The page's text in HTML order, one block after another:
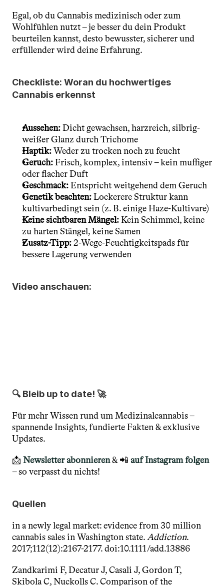
Egal, ob du Cannabis medizinisch oder zum
Wohlfühlen nutzt – je besser du dein Produkt
beurteilen kannst, desto bewusster, sicherer und
erfüllender wird deine Erfahrung.
Checkliste: Woran du hochwertiges
Cannabis erkennst
Aussehen: Dicht gewachsen, harzreich, silbrig-
weißer Glanz durch Trichome
Haptik: Weder zu trocken noch zu feucht
Geruch: Frisch, komplex, intensiv – kein muffiger
oder flacher Duft
Geschmack: Entspricht weitgehend dem Geruch
Genetik beachten: Lockerere Struktur kann
kultivarbedingt sein (z. B. einige Haze-Kultivare)
Keine sichtbaren Mängel: Kein Schimmel, keine
zu harten Stängel, keine Samen
Zusatz-Tipp: 2-Wege-Feuchtigkeitspads für
bessere Lagerung verwenden
Video anschauen:
🔍 Bleib up to date! 🚀
Für mehr Wissen rund um Medizinalcannabis –
spannende Insights, fundierte Fakten & exklusive
Updates.
📩 Newsletter abonnieren & 📲 auf Instagram folgen
– so verpasst du nichts!
Quellen
in a newly legal market: evidence from 30 million
cannabis sales in Washington state. Addiction.
2017;112(12):2167-2177. doi:10.1111/add.13886
Zandkarimi F, Decatur J, Casali J, Gordon T,
Skibola C, Nuckolls C. Comparison of the